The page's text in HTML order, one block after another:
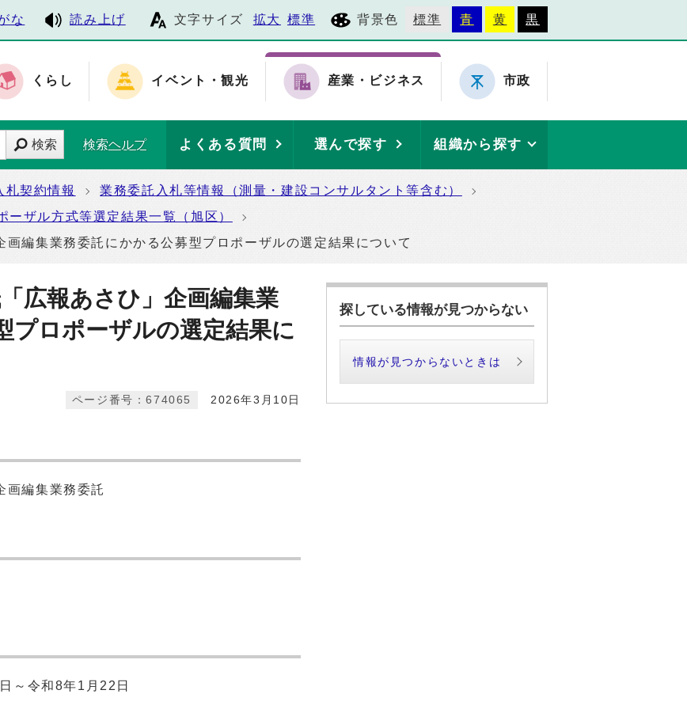
な 読み上げ 文字サイズ 拡大 標準 背景色 標準 青 黄 黒
くらし イベント・観光 産業・ビジネス 市政
検索 検索ヘルプ よくある質問 選んで探す 組織から探す
札契約情報
業務委託入札等情報（測量・建設コンサルタント等含む）
ーザル方式等選定結果一覧（旭区）
編集業務委託にかかる公募型プロポーザルの選定結果について
広報あさひ」企画編集業
プロポーザルの選定結果に
2026年3月10日
ページ番号：674065
画編集業務委託
～令和8年1月22日
探している情報が見つからない
情報が見つからないときは